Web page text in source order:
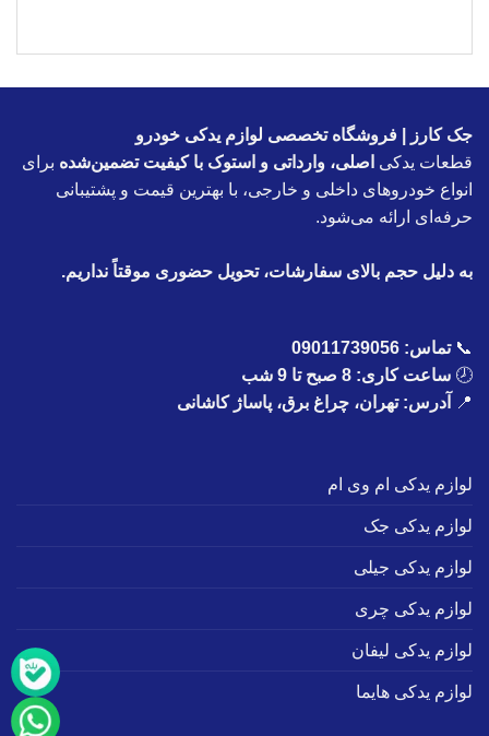
جک کارز | فروشگاه تخصصی لوازم یدکی خودرو
قطعات یدکی اصلی، وارداتی و استوک با کیفیت تضمین‌شده برای
انواع خودروهای داخلی و خارجی، با بهترین قیمت و پشتیبانی
حرفه‌ای ارائه می‌شود.
به دلیل حجم بالای سفارشات، تحویل حضوری موقتاً نداریم.
📞تماس: 09011739056
🕗 ساعت کاری: 8 صبح تا 9 شب
📍
آدرس: تهران، چراغ برق، پاساژ کاشانی
لوازم یدکی ام وی ام
لوازم یدکی جک
لوازم یدکی جیلی
لوازم یدکی چری
لوازم یدکی لیفان
لوازم یدکی هایما